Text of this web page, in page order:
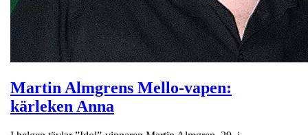
Martin Almgrens Mello-vapen:
kärleken Anna